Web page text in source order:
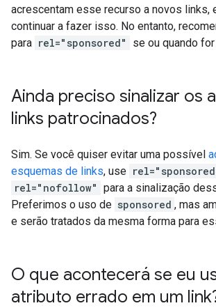
acrescentam esse recurso a novos links,
continuar a fazer isso. No entanto,
para rel="sponsored" se ou quando
Ainda preciso sinalizar os
links patrocinados?
Sim. Se você quiser evitar uma possível
esquemas de links, use
rel="nofollow" para a sinalização
Preferimos o uso de sponsored , mas
e serão tratados da mesma forma para
O que acontecerá se eu
atributo errado em um